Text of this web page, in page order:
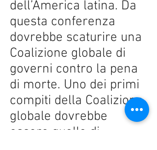
dell’America latina. Da
questa conferenza
dovrebbe scaturire una
Coalizione globale di
governi contro la pena
di morte. Uno dei primi
compiti della Coalizione
globale dovrebbe
essere quello di